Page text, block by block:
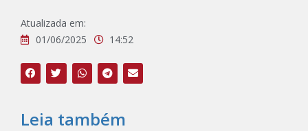
Atualizada em:
01/06/2025
14:52
Leia também